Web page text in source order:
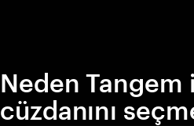
Neden
cüzdanını